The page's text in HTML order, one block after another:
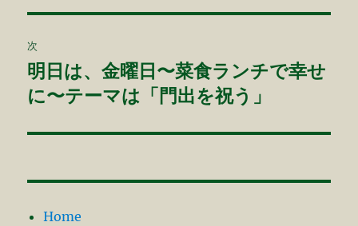
ゲ
ー
シ
次
次
の
稿:
明日は、金曜日〜菜食ランチで幸せ
に〜テーマは「門出を祝う」
Home